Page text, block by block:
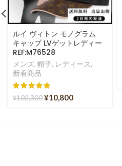
ルイ ヴィトン モノグラム
キャップ LVゲットレディー
REF:M76528
メンズ, 帽子, レディース,
新着商品
¥102,300¥10,800